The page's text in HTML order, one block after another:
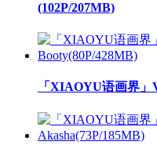
(102P/207MB)
「XIAOYU语画界」